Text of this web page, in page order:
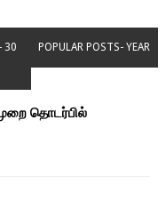
30
POPULAR POSTS- YEAR
தொடர்பில்